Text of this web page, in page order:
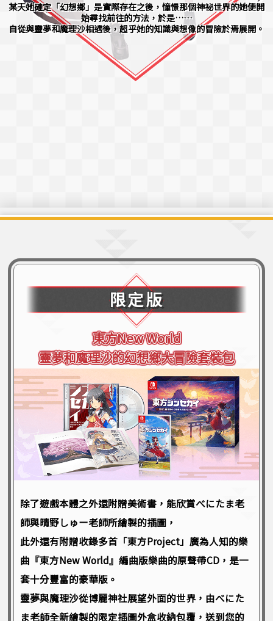
某天她確定「幻想鄉」是實際存在之後，憧憬那個神祕世界的她便開
始尋找前往的方法，於是……
自從與靈夢和魔理沙相遇後，超乎她的知識與想像的冒險於焉展開。
限定版
東方New World
靈夢和魔理沙的幻想鄉大冒險套裝包
東方New World
靈夢和魔理沙的幻想鄉大冒險套裝包
除了遊戲本體之外還附贈美術書，能欣賞べにたま老
師與晴野しゅー老師所繪製的插圖，
此外還有附贈收錄多首「東方Project」廣為人知的樂
曲『東方New World』編曲版樂曲的原聲帶CD，是一
套十分豐富的豪華版。
靈夢與魔理沙從博麗神社展望外面的世界，由べにた
ま老師全新繪製的限定插圖外盒收納包覆，送到您的